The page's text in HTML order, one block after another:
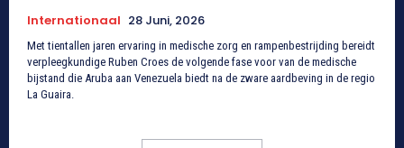
Internationaal 28 Juni, 2026
Met tientallen jaren ervaring in medische zorg en rampenbestrijding bereidt
verpleegkundige Ruben Croes de volgende fase voor van de medische
bijstand die Aruba aan Venezuela biedt na de zware aardbeving in de regio
La Guaira.